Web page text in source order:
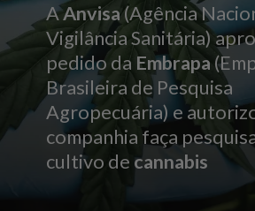
AAnvisa(Agência
Vigilância Sanitária)
pedido da Embrapa
Brasileira de Pesquisa
Agropecuária) e
companhia faça
cultivo de cannabis